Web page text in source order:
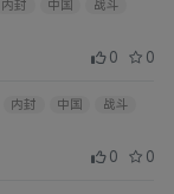
内封 中国
战斗
0 0
内封 中国
战斗
0 0